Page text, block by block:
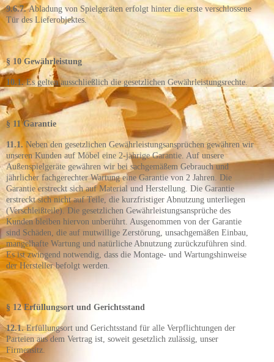
9.6.7.Abladung von Spielgeräten erfolgt hinter die erste verschlossene
Tür des Lieferobjektes.
§ 10 Gewährleistung
10.1.Es gelten ausschließlich die gesetzlichen Gewährleistungsrechte.
§ 11 Garantie
11.1.Neben den gesetzlichen Gewährleistungsansprüchen gewähren wir
unseren Kunden auf Möbel eine 2-jährige Garantie. Auf unsere
Außenspielgeräte gewähren wir bei sachgemäßem Gebrauch und
jährlicher fachgerechter Wartung eine Garantie von 2 Jahren. Die
Garantie erstreckt sich auf Material und Herstellung. Die Garantie
erstreckt sich nicht auf Teile, die kurzfristiger Abnutzung unterliegen
(Verschleißteile). Die gesetzlichen Gewährleistungsansprüche des
Kunden bleiben hiervon unberührt. Ausgenommen von der Garantie
sind Schäden, die auf mutwillige Zerstörung, unsachgemäßen Einbau,
mangelhafte Wartung und natürliche Abnutzung zurückzuführen sind.
Es ist zwingend notwendig, dass die Montage- und Wartungshinweise
der Hersteller befolgt werden.
§ 12 Erfüllungsort und Gerichtsstand
12.1.Erfüllungsort und Gerichtsstand für alle Verpflichtungen der
Parteien aus dem Vertrag ist, soweit gesetzlich zulässig, unser
Firmensitz.